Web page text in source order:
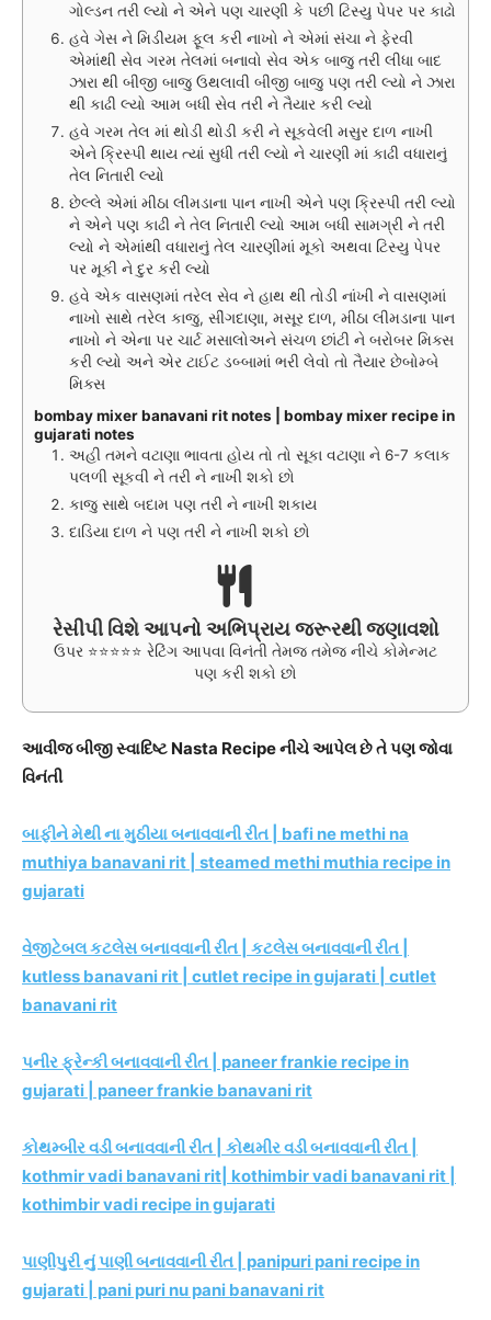
ગોલ્ડન તરી લ્યો ને એને પણ ચારણી કે પછી ટિસ્યુ પેપર પર કાઢો
હવે ગેસ ને મિડીયમ ફૂલ કરી નાખો ને એમાં સંચા ને ફેરવી
એમાંથી સેવ ગરમ તેલમાં બનાવો સેવ એક બાજુ તરી લીધા બાદ
ઝારા થી બીજી બાજુ ઉથલાવી બીજી બાજુ પણ તરી લ્યો ને ઝારા
થી કાઢી લ્યો આમ બધી સેવ તરી ને તૈયાર કરી લ્યો
હવે ગરમ તેલ માં થોડી થોડી કરી ને સૂકવેલી મસુર દાળ નાખી
એને ક્રિસ્પી થાય ત્યાં સુધી તરી લ્યો ને ચારણી માં કાઢી વધારાનું
તેલ નિતારી લ્યો
છેલ્લે એમાં મીઠા લીમડાના પાન નાખી એને પણ ક્રિસ્પી તરી લ્યો
ને એને પણ કાઢી ને તેલ નિતારી લ્યો આમ બધી સામગ્રી ને તરી
લ્યો ને એમાંથી વધારાનું તેલ ચારણીમાં મૂકો અથવા ટિસ્યુ પેપર
પર મૂકી ને દુર કરી લ્યો
હવે એક વાસણમાં તરેલ સેવ ને હાથ થી તોડી નાંખી ને વાસણમાં
નાખો સાથે તરેલ કાજુ, સીંગદાણા, મસૂર દાળ, મીઠા લીમડાના પાન
નાખો ને એના પર ચાર્ટ મસાલોઅને સંચળ છાંટી ને બરોબર મિક્સ
કરી લ્યો અને એર ટાઈટ ડબ્બામાં ભરી લેવો તો તૈયાર છેબોમ્બે
મિક્સ
bombay mixer banavani rit notes | bombay mixer recipe in
gujarati notes
અહી તમને વટાણા ભાવતા હોય તો તો સૂકા વટાણા ને 6-7 કલાક
પલળી સૂકવી ને તરી ને નાખી શકો છો
કાજુ સાથે બદામ પણ તરી ને નાખી શકાય
દાડિયા દાળ ને પણ તરી ને નાખી શકો છો
રેસીપી વિશે આપનો અભિપ્રાય જરૂરથી જણાવશો
ઉપર ⭐⭐⭐⭐⭐ રેટિંગ આપવા વિનંતી તેમજ તમેજ નીચે કોમેન્મટ
પણ કરી શકો છો
આવીજ બીજી સ્વાદિષ્ટ Nasta Recipe નીચે આપેલ છે તે પણ જોવા
વિનંતી
બાફીને મેથી ના મુઠીયા બનાવવાની રીત | bafi ne methi na
muthiya banavani rit | steamed methi muthia recipe in
gujarati
વેજીટેબલ કટલેસ બનાવવાની રીત | કટલેસ બનાવવાની રીત |
kutless banavani rit | cutlet recipe in gujarati | cutlet
banavani rit
પનીર ફ્રેન્કી બનાવવાની રીત | paneer frankie recipe in
gujarati | paneer frankie banavani rit
કોથમ્બીર વડી બનાવવાની રીત | કોથમીર વડી બનાવવાની રીત |
kothmir vadi banavani rit| kothimbir vadi banavani rit |
kothimbir vadi recipe in gujarati
પાણીપુરી નું પાણી બનાવવાની રીત | panipuri pani recipe in
gujarati | pani puri nu pani banavani rit